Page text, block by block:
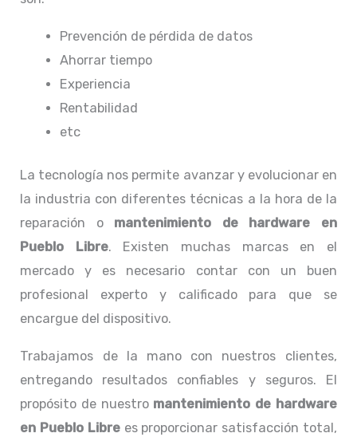
Prevención de pérdida de datos
Ahorrar tiempo
Experiencia
Rentabilidad
etc
La tecnología nos permite avanzar y evolucionar en
la industria con diferentes técnicas a la hora de la
reparación o mantenimiento de hardware en
Pueblo Libre. Existen muchas marcas en el
mercado y es necesario contar con un buen
profesional experto y calificado para que se
encargue del dispositivo.
Trabajamos de la mano con nuestros clientes,
entregando resultados confiables y seguros. El
propósito de nuestro mantenimiento de hardware
en Pueblo Librees proporcionar satisfacción total,